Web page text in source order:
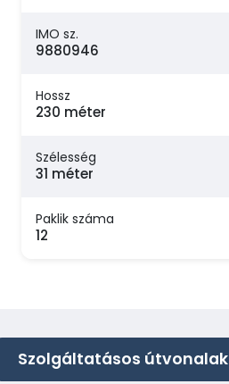
IMO sz.
9880946
Hossz
230 méter
Szélesség
31 méter
Paklik száma
12
Szolgáltatásos útvonalak